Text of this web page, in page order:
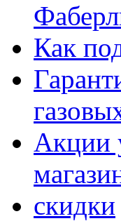
Как
Акции
скидки